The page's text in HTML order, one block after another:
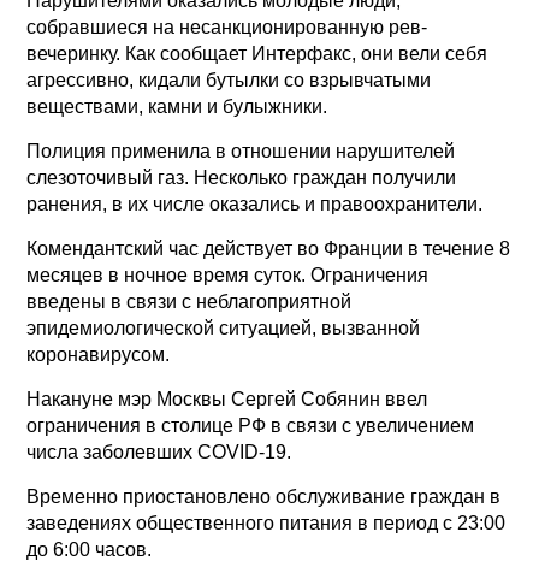
собравшиеся на несанкционированную рев-
вечеринку. Как сообщает Интерфакс, они вели себя
агрессивно, кидали бутылки со взрывчатыми
веществами, камни и булыжники.
Полиция применила в отношении нарушителей
слезоточивый газ. Несколько граждан получили
ранения, в их числе оказались и правоохранители.
Комендантский час действует во Франции в течение 8
месяцев в ночное время суток. Ограничения
введены в связи с неблагоприятной
эпидемиологической ситуацией, вызванной
коронавирусом.
Накануне мэр Москвы Сергей Собянин ввел
ограничения в столице РФ в связи с увеличением
числа заболевших COVID-19.
Временно приостановлено обслуживание граждан в
заведениях общественного питания в период с 23:00
до 6:00 часов.